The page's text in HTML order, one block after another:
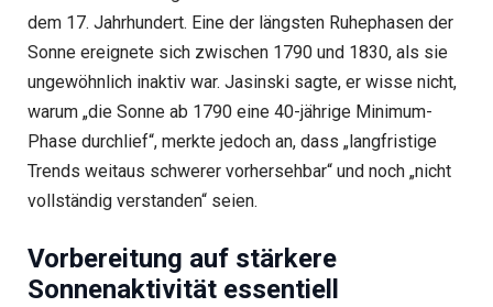
dem 17. Jahrhundert. Eine der längsten Ruhephasen der
Sonne ereignete sich zwischen 1790 und 1830, als sie
ungewöhnlich inaktiv war. Jasinski sagte, er wisse nicht,
warum „die Sonne ab 1790 eine 40-jährige Minimum-
Phase durchlief“, merkte jedoch an, dass „langfristige
Trends weitaus schwerer vorhersehbar“ und noch „nicht
vollständig verstanden“ seien.
Vorbereitung auf stärkere
Sonnenaktivität essentiell